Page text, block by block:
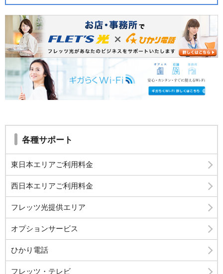
各種サポート
東日本エリアご利用料金
西日本エリアご利用料金
フレッツ光提供エリア
オプションサービス
ひかり電話
フレッツ・テレビ